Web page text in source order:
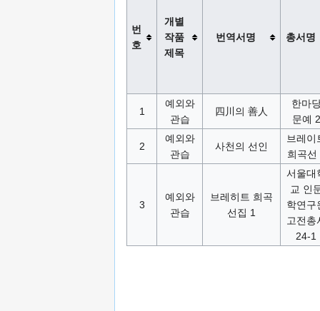
번
호
개별
작품
제목
번역서명 총서명
1
예외와
관습
四川의 善人
한마
문예 2
2
예외와
관습
사천의 선인
브레이
희곡선
3
예외와
관습
브레히트 희곡
선집 1
서울대
교 인
학연구
고전총
24-1